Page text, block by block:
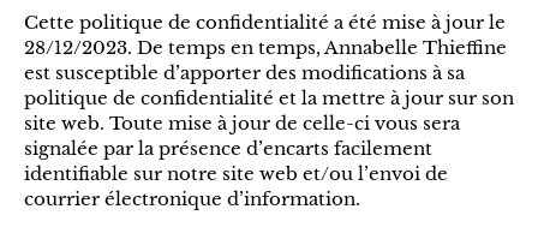
Cette politique de confidentialité a été mise à jour le
28/12/2023. De temps en temps, Annabelle Thieffine
est susceptible d’apporter des modifications à sa
politique de confidentialité et la mettre à jour sur son
site web. Toute mise à jour de celle-ci vous sera
signalée par la présence d’encarts facilement
identifiable sur notre site web et/ou l’envoi de
courrier électronique d’information.